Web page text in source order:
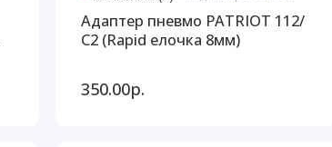
Адаптер пневмо PATRIOT 112/
С2 (Rapid елочка 8мм)
350.00р.